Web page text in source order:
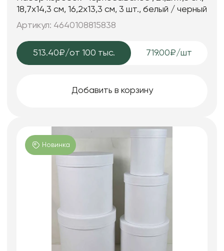
18,7x14,3 см, 16,2x13,3 см, 3 шт., белый / черный
Артикул: 4640108815838
513.40₽/от 100 тыс. 719.00₽/шт
Добавить в корзину
Новинка